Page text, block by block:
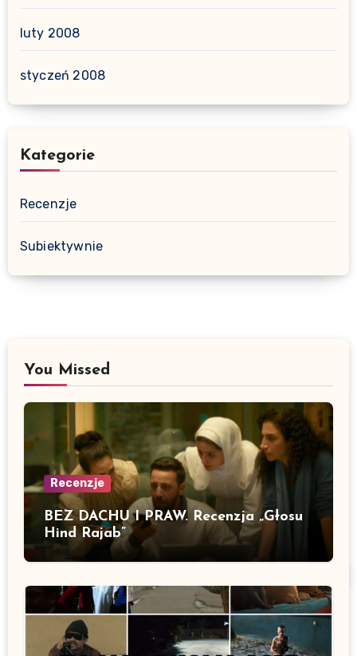
luty 2008
styczeń 2008
Kategorie
Recenzje
Subiektywnie
You Missed
Recenzje
BEZ DACHU I PRAW. Recenzja „Głosu
Hind Rajab”